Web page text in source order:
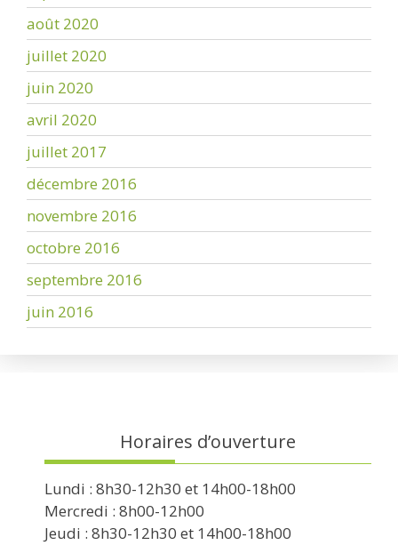
août 2020
juillet 2020
juin 2020
avril 2020
juillet 2017
décembre 2016
novembre 2016
octobre 2016
septembre 2016
juin 2016
Horaires d’ouverture
Lundi : 8h30-12h30 et 14h00-18h00
Mercredi : 8h00-12h00
Jeudi : 8h30-12h30 et 14h00-18h00